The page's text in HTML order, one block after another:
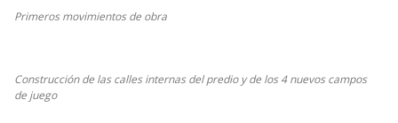
Primeros movimientos de obra
Construcción de las calles internas del predio y de los 4 nuevos campos
de juego